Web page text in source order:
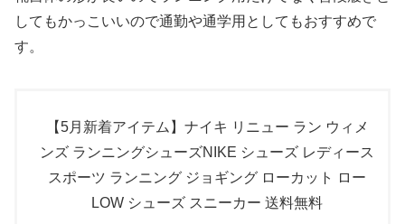
してもかっこいいので通勤や通学用としてもおすすめで
す。
【5月新着アイテム】ナイキ リニュー ラン ウィメ
ンズ ランニングシューズNIKE シューズ レディース
スポーツ ランニング ジョギング ローカット ロー
LOW シューズ スニーカー 送料無料